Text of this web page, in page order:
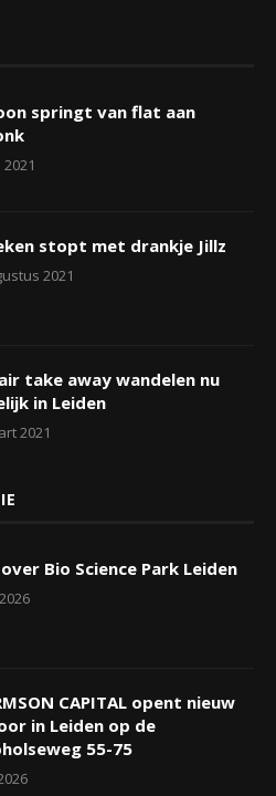
springt van flat aan
2021
stopt met drankje Jillz
2021
take away wandelen nu
in Leiden
2021
Bio Science Park Leiden
CAPITAL opent nieuw
in Leiden op de
55-75